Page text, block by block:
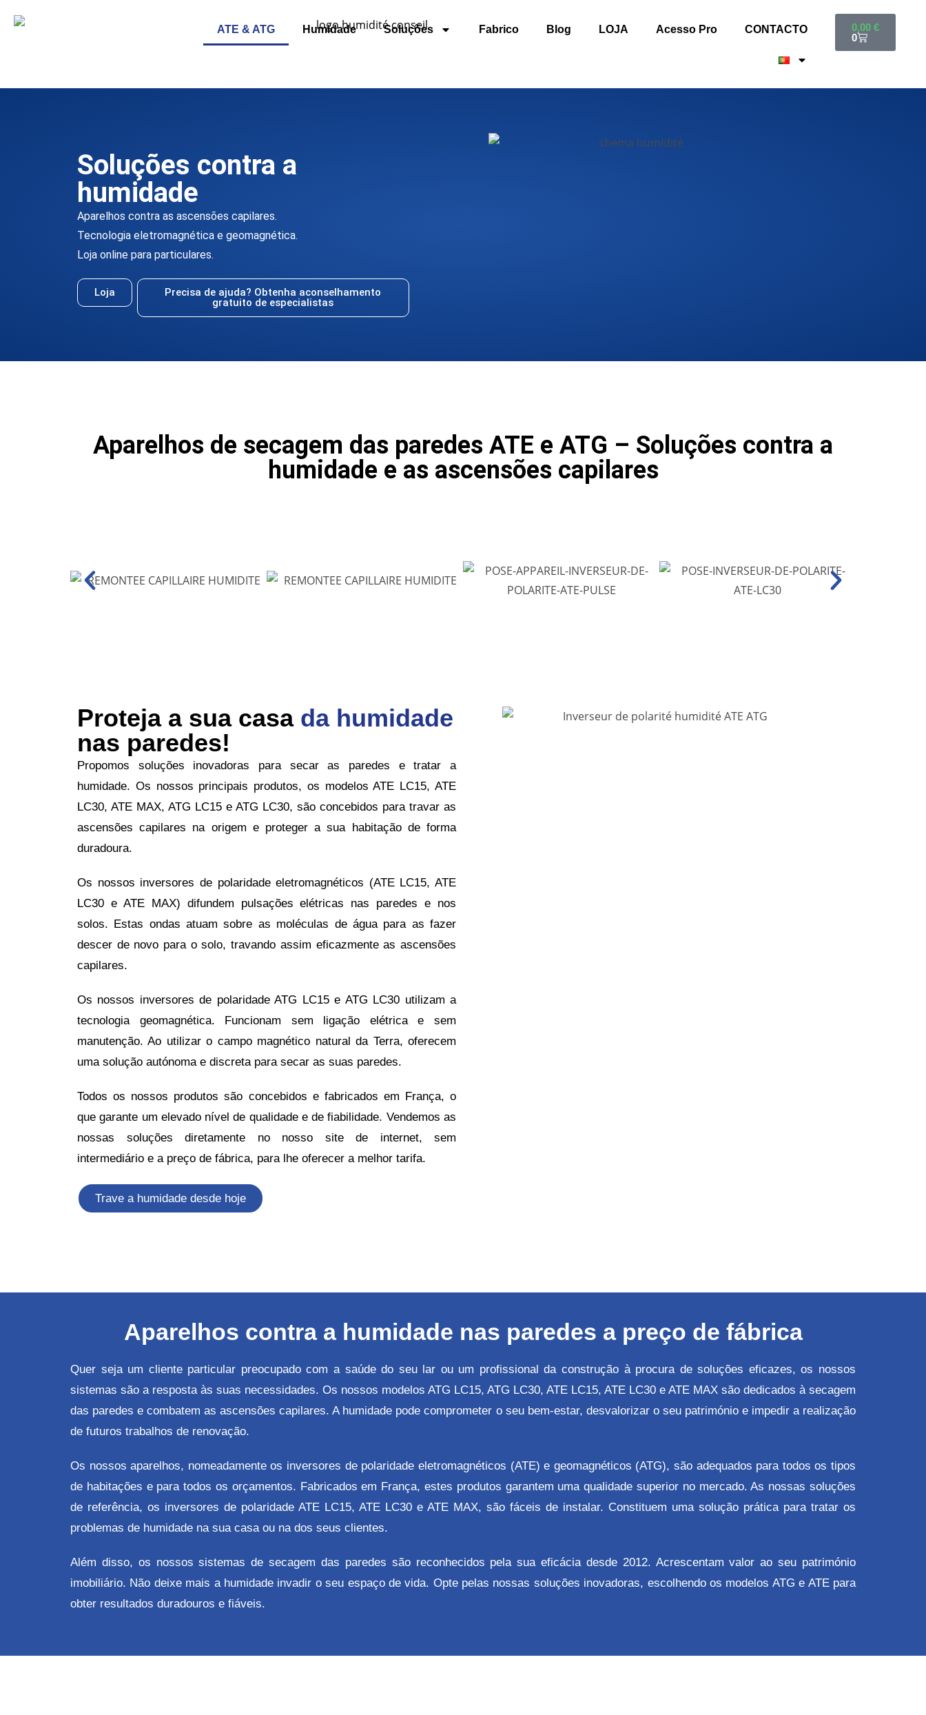
ATE & ATG Humidade Soluções Fabrico Blog LOJA Acesso Pro CONTACTO 0,00 €
0
Soluções contra a
humidade
Aparelhos contra as ascensões capilares.
Tecnologia eletromagnética e geomagnética.
Loja online para particulares.
Loja
Precisa de ajuda? Obtenha aconselhamento
gratuito de especialistas
Aparelhos de secagem das paredes ATE e ATG – Soluções contra a
humidade e as ascensões capilares
Proteja a sua casa da humidade
nas paredes!
Propomos soluções inovadoras para secar as paredes e tratar a
humidade. Os nossos principais produtos, os modelos ATE LC15, ATE
LC30, ATE MAX, ATG LC15 e ATG LC30, são concebidos para travar as
ascensões capilares na origem e proteger a sua habitação de forma
duradoura.
Os nossos inversores de polaridade eletromagnéticos (ATE LC15, ATE
LC30 e ATE MAX) difundem pulsações elétricas nas paredes e nos
solos. Estas ondas atuam sobre as moléculas de água para as fazer
descer de novo para o solo, travando assim eficazmente as ascensões
capilares.
Os nossos inversores de polaridade ATG LC15 e ATG LC30 utilizam a
tecnologia geomagnética. Funcionam sem ligação elétrica e sem
manutenção. Ao utilizar o campo magnético natural da Terra, oferecem
uma solução autónoma e discreta para secar as suas paredes.
Todos os nossos produtos são concebidos e fabricados em França, o
que garante um elevado nível de qualidade e de fiabilidade. Vendemos as
nossas soluções diretamente no nosso site de internet, sem
intermediário e a preço de fábrica, para lhe oferecer a melhor tarifa.
Trave a humidade desde hoje
Aparelhos contra a humidade nas paredes a preço de fábrica
Quer seja um cliente particular preocupado com a saúde do seu lar ou um profissional da construção à procura de soluções eficazes, os nossos
sistemas são a resposta às suas necessidades. Os nossos modelos ATG LC15, ATG LC30, ATE LC15, ATE LC30 e ATE MAX são dedicados à secagem
das paredes e combatem as ascensões capilares. A humidade pode comprometer o seu bem-estar, desvalorizar o seu património e impedir a realização
de futuros trabalhos de renovação.
Os nossos aparelhos, nomeadamente os inversores de polaridade eletromagnéticos (ATE) e geomagnéticos (ATG), são adequados para todos os tipos
de habitações e para todos os orçamentos. Fabricados em França, estes produtos garantem uma qualidade superior no mercado. As nossas soluções
de referência, os inversores de polaridade ATE LC15, ATE LC30 e ATE MAX, são fáceis de instalar. Constituem uma solução prática para tratar os
problemas de humidade na sua casa ou na dos seus clientes.
Além disso, os nossos sistemas de secagem das paredes são reconhecidos pela sua eficácia desde 2012. Acrescentam valor ao seu património
imobiliário. Não deixe mais a humidade invadir o seu espaço de vida. Opte pelas nossas soluções inovadoras, escolhendo os modelos ATG e ATE para
obter resultados duradouros e fiáveis.